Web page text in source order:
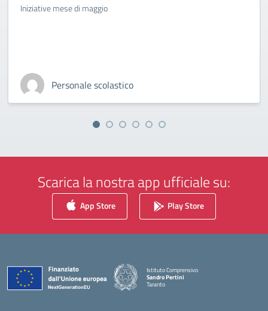
Iniziative mese di maggio
Personale scolastico
Scarica la nostra app ufficiale su:
App Store Play Store
Istituto Comprensivo
Sandro Pertini
Taranto